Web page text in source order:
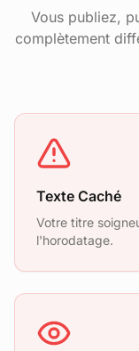
Vous publiez,
complètement
Texte Caché
Votre titre
l'horodatage.